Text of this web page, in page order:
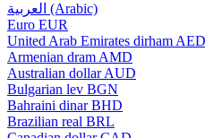
العربية (Arabic)
Euro EUR
United Arab Emirates dirham AED
Armenian dram AMD
Australian dollar AUD
Bulgarian lev BGN
Bahraini dinar BHD
Brazilian real BRL